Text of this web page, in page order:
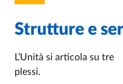
Strutture e
L’Unità si articola su tre
plessi.